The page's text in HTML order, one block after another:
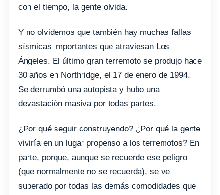
con el tiempo, la gente olvida.
Y no olvidemos que también hay muchas fallas
sísmicas importantes que atraviesan Los
Ángeles. El último gran terremoto se produjo hace
30 años en Northridge, el 17 de enero de 1994.
Se derrumbó una autopista y hubo una
devastación masiva por todas partes.
¿Por qué seguir construyendo? ¿Por qué la gente
viviría en un lugar propenso a los terremotos? En
parte, porque, aunque se recuerde ese peligro
(que normalmente no se recuerda), se ve
superado por todas las demás comodidades que